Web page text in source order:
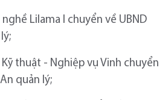
Lilama I chuyển về UBND
thuật - Nghiệp vụ Vinh chuyển
quản lý;